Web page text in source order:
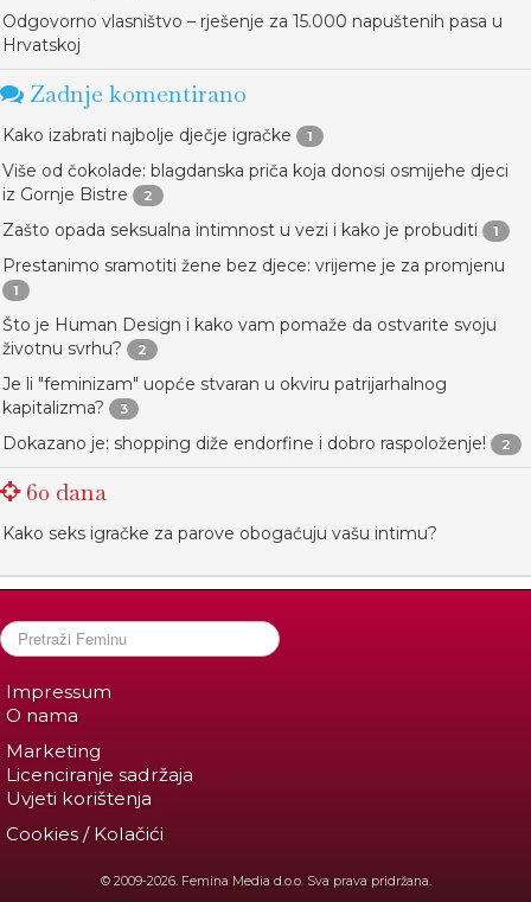
Odgovorno vlasništvo – rješenje za 15.000 napuštenih pasa u
Hrvatskoj
Zadnje komentirano
Kako izabrati najbolje dječje igračke 1
Više od čokolade: blagdanska priča koja donosi osmijehe djeci
iz Gornje Bistre
2
Zašto opada seksualna intimnost u vezi i kako je probuditi 1
Prestanimo sramotiti žene bez djece: vrijeme je za promjenu
1
Što je Human Design i kako vam pomaže da ostvarite svoju
životnu svrhu?
2
Je li "feminizam" uopće stvaran u okviru patrijarhalnog
kapitalizma?
3
Dokazano je: shopping diže endorfine i dobro raspoloženje! 2
60 dana
Kako seks igračke za parove obogaćuju vašu intimu?
Impressum
O nama
Marketing
Licenciranje sadržaja
Uvjeti korištenja
Cookies / Kolačići
© 2009-2026. Femina Media d.o.o. Sva prava pridržana.